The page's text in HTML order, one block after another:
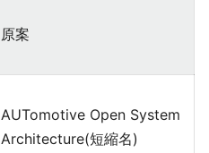
原案
AUTomotive Open System
Architecture(短縮名)